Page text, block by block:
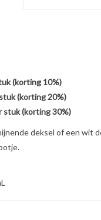
(korting 10%)
(korting 20%)
stuk (korting 30%)
deksel of een wit